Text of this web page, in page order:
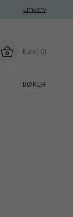
Erhverv
Kurv( 0)
BØKER